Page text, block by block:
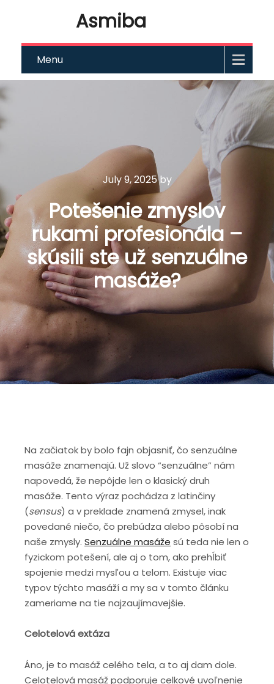
Asmiba
Menu
July 9, 2025by
Potešenie zmyslov
rukami profesionála –
skúsili ste už senzuálne
masáže?
Na začiatok by bolo fajn objasniť, čo senzuálne
masáže znamenajú. Už slovo “senzuálne” nám
napovedá, že nepôjde len o klasický druh
masáže. Tento výraz pochádza z latinčiny
(sensus) a v preklade znamená zmysel, inak
povedané niečo, čo prebúdza alebo pôsobí na
naše zmysly. Senzuálne masáže sú teda nie len o
fyzickom potešení, ale aj o tom, ako prehĺbiť
spojenie medzi mysľou a telom. Existuje viac
typov týchto masáží a my sa v tomto článku
zameriame na tie najzaujímavejšie.
Celotelová extáza
Áno, je to masáž celého tela, a to aj dam dole.
Celotelová masáž podporuje celkové uvoľnenie